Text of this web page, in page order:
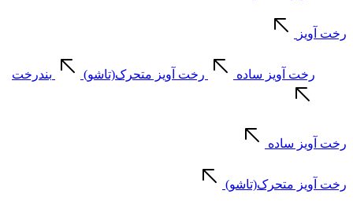
رخت آویز
رخت آویز ساده رخت آویز متحرک(تاشو) بندرخت
رخت آویز ساده
رخت آویز متحرک(تاشو)